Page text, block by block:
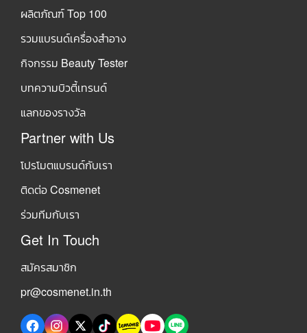
ผลิตภัณฑ์ Top 100
รวมแบรนด์เครื่องสำอาง
กิจกรรม Beauty Tester
บทความบิวตี้เทรนด์
แลกของรางวัล
Partner with Us
โปรโมตแบรนด์กับเรา
ติดต่อ Cosmenet
ร่วมทีมกับเรา
Get In Touch
สมัครสมาชิก
pr@cosmenet.in.th